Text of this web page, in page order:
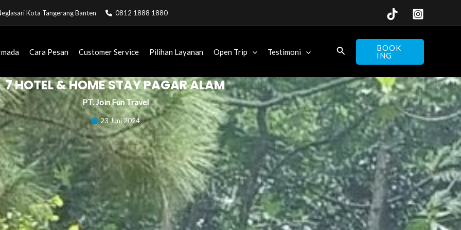
Kota Tangerang Banten 0812 1888 1880
Cara Pesan Customer Service Pilihan Layanan Open Trip Testimoni
BOOK
ING
7 HOTEL & HOME STAY PAGAR ALAM
PT. Join Fun Travel
23 Juni 2024